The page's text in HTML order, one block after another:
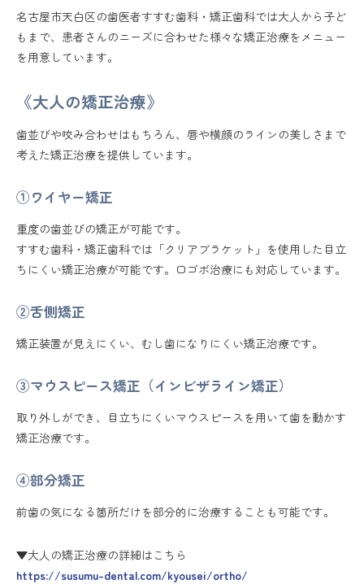
名古屋市天白区の歯医者すすむ歯科・矯正歯科では大人から子ど
もまで、患者さんのニーズに合わせた様々な矯正治療をメニュー
を用意しています。
《大人の矯正治療》
歯並びや咬み合わせはもちろん、唇や横顔のラインの美しさまで
考えた矯正治療を提供しています。
①ワイヤー矯正
重度の歯並びの矯正が可能です。
すすむ歯科・矯正歯科では「クリアブラケット」を使用した目立
ちにくい矯正治療が可能です。口ゴボ治療にも対応しています。
②舌側矯正
矯正装置が見えにくい、むし歯になりにくい矯正治療です。
③マウスピース矯正（インビザライン矯正）
取り外しができ、目立ちにくいマウスピースを用いて歯を動かす
矯正治療です。
④部分矯正
前歯の気になる箇所だけを部分的に治療することも可能です。
▼大人の矯正治療の詳細はこちら
https://susumu-dental.com/kyousei/ortho/